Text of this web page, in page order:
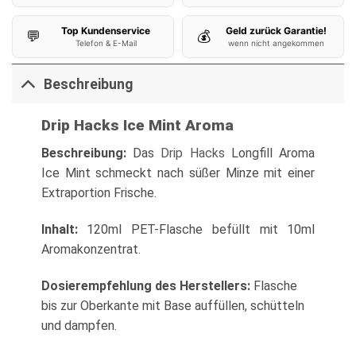
💬 Top Kundenservice
Telefon & E-Mail 💰 Geld zurück Garantie!
wenn nicht angekommen
Beschreibung
Drip Hacks Ice Mint Aroma
Beschreibung: Das Drip Hacks Longfill Aroma
Ice Mint schmeckt nach süßer Minze mit einer
Extraportion Frische.
Inhalt:120ml PET-Flasche befüllt mit 10ml
Aromakonzentrat.
Dosierempfehlung des Herstellers:Flasche
bis zur Oberkante mit Base auffüllen, schütteln
und dampfen.